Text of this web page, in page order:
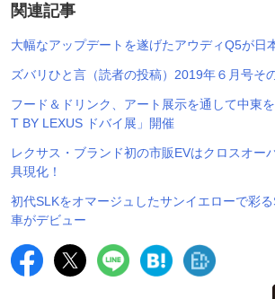
関連記事
大幅なアップデートを遂げたアウディQ5が日
ズバリひと言（読者の投稿）2019年６月号そ
フード＆ドリンク、アート展示を通して中東
T BY LEXUS ドバイ展」開催
レクサス・ブランド初の市販EVはクロスオー
具現化！
初代SLKをオマージュしたサンイエローで彩
車がデビュー